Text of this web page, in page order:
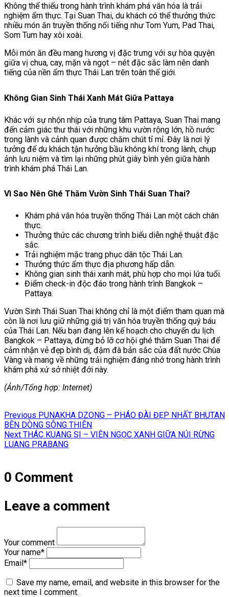
Không thể thiếu trong hành trình khám phá văn hóa là trải
nghiệm ẩm thực. Tại Suan Thai, du khách có thể thưởng thức
nhiều món ăn truyền thống nổi tiếng như Tom Yum, Pad Thai,
Som Tum hay xôi xoài.
Mỗi món ăn đều mang hương vị đặc trưng với sự hòa quyện
giữa vị chua, cay, mặn và ngọt – nét đặc sắc làm nên danh
tiếng của nền ẩm thực Thái Lan trên toàn thế giới.
Không Gian Sinh Thái Xanh Mát Giữa Pattaya
Khác với sự nhộn nhịp của trung tâm Pattaya, Suan Thai mang
đến cảm giác thư thái với những khu vườn rộng lớn, hồ nước
trong lành và cảnh quan được chăm chút tỉ mỉ. Đây là nơi lý
tưởng để du khách tận hưởng bầu không khí trong lành, chụp
ảnh lưu niệm và tìm lại những phút giây bình yên giữa hành
trình khám phá Thái Lan.
Vì Sao Nên Ghé Thăm Vườn Sinh Thái Suan Thai?
Khám phá văn hóa truyền thống Thái Lan một cách chân
thực.
Thưởng thức các chương trình biểu diễn nghệ thuật đặc
sắc.
Trải nghiệm mặc trang phục dân tộc Thái Lan.
Thưởng thức ẩm thực địa phương hấp dẫn.
Không gian sinh thái xanh mát, phù hợp cho mọi lứa tuổi.
Điểm check-in độc đáo trong hành trình Bangkok –
Pattaya.
Vườn Sinh Thái Suan Thai không chỉ là một điểm tham quan mà
còn là nơi lưu giữ những giá trị văn hóa truyền thống quý báu
của Thái Lan. Nếu bạn đang lên kế hoạch cho chuyến du lịch
Bangkok – Pattaya, đừng bỏ lỡ cơ hội ghé thăm Suan Thai để
cảm nhận vẻ đẹp bình dị, đậm đà bản sắc của đất nước Chùa
Vàng và mang về những trải nghiệm đáng nhớ trong hành trình
khám phá xứ sở nhiệt đới này.
(Ảnh/Tổng hợp: Internet)
hướng
bài
Previous Previous
post:
PUNAKHA DZONG – PHÁO ĐÀI ĐẸP NHẤT BHUTAN
BÊN DÒNG SÔNG THIÊN
Next Next
post:
THÁC KUANG SI – VIÊN NGỌC XANH GIỮA NÚI RỪNG
LUANG PRABANG
0 Comment
Leave a comment
Your comment
Your name*
Email *
Save my name, email, and website in this browser for the
next time I comment.